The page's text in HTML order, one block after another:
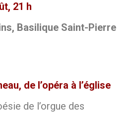
21 h
Basilique Saint-Pierre
de l’opéra à l’église
de l’orgue des